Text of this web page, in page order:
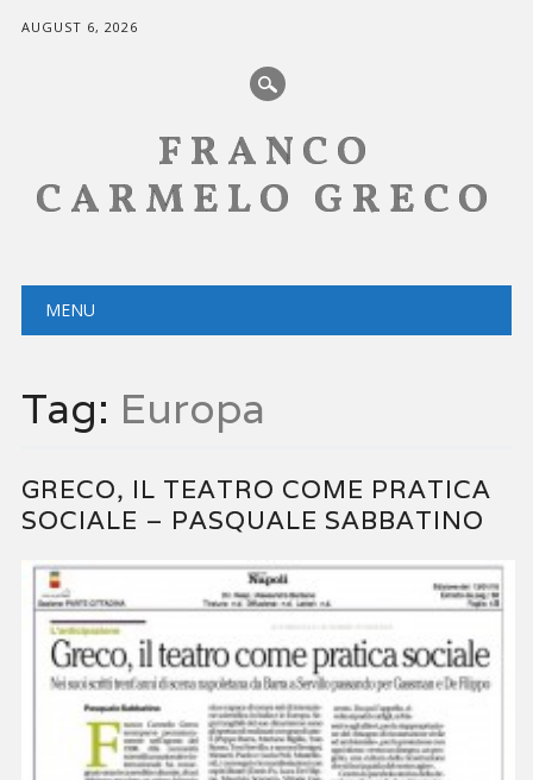
AUGUST 6, 2026
FRANCO
CARMELO GRECO
Main menu
MENU
Tag: Europa
GRECO, IL TEATRO COME PRATICA
SOCIALE – PASQUALE SABBATINO